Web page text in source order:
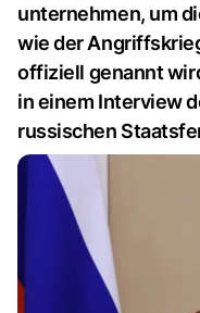
unternehmen, um
wie der
offiziell genannt
in einem Interview
russischen